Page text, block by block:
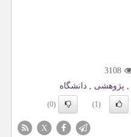
3108
پژوهشی
دانشگاه
(1)
(0)
X